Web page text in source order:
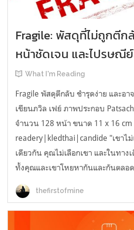
Fragile: พัสดุที่ไม่ถูกตีก
หน้าชัดเจน และไปรษณี
What I'm Reading
Fragile พัสดุตีกลับ ชำรุดง่าย และอ
เขียนภวิล เฟย์ ภาพประกอบ
จำนวน 128 หน้า ขนาด 11 x 16 cm
readery|kledthai|candide "เขาไ
เดียวกัน คุณไม่เลือกเขา และในทาง
ทั้งคุณและเขาโหยหากันและกันตลอ
thefirstofmine